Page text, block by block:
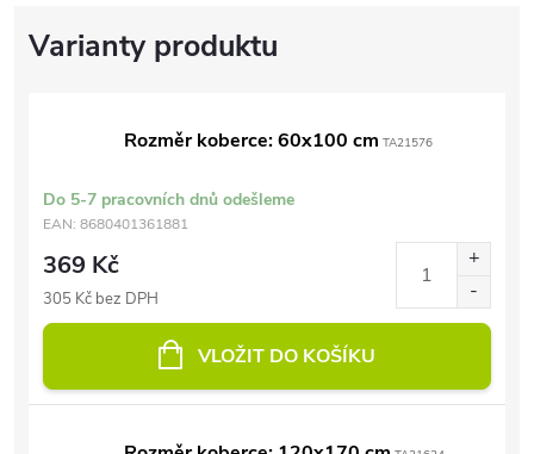
Rozměr koberce: 60x100 cm TA21576
Do 5-7 pracovních dnů odešleme
EAN: 8680401361881
369 Kč
305 Kč bez DPH
VLOŽIT DO KOŠÍKU